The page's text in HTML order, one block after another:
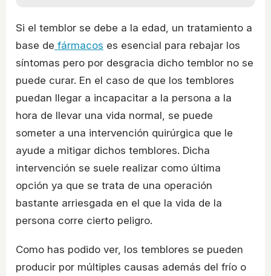
Si el temblor se debe a la edad, un tratamiento a
base de fármacos es esencial para rebajar los
síntomas pero por desgracia dicho temblor no se
puede curar. En el caso de que los temblores
puedan llegar a incapacitar a la persona a la
hora de llevar una vida normal, se puede
someter a una intervención quirúrgica que le
ayude a mitigar dichos temblores. Dicha
intervención se suele realizar como última
opción ya que se trata de una operación
bastante arriesgada en el que la vida de la
persona corre cierto peligro.
Como has podido ver, los temblores se pueden
producir por múltiples causas además del frío o